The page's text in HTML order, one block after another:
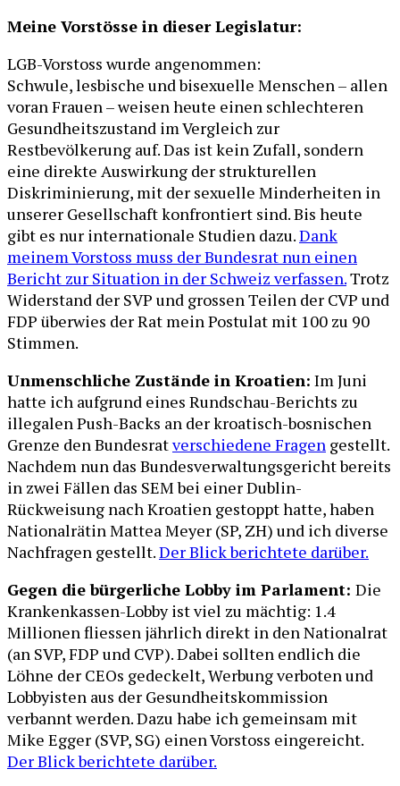
Meine Vorstösse in dieser Legislatur:
LGB-Vorstoss wurde angenommen:
Schwule, lesbische und bisexuelle Menschen – allen
voran Frauen – weisen heute einen schlechteren
Gesundheitszustand im Vergleich zur
Restbevölkerung auf. Das ist kein Zufall, sondern
eine direkte Auswirkung der strukturellen
Diskriminierung, mit der sexuelle Minderheiten in
unserer Gesellschaft konfrontiert sind. Bis heute
gibt es nur internationale Studien dazu.Dank
meinem Vorstoss muss der Bundesrat nun einen
Bericht zur Situation in der Schweiz verfassen.Trotz
Widerstand der SVP und grossen Teilen der CVP und
FDP überwies der Rat mein Postulat mit 100 zu 90
Stimmen.
Unmenschliche Zustände in Kroatien: Im Juni
hatte ich aufgrund eines Rundschau-Berichts zu
illegalen Push-Backs an der kroatisch-bosnischen
Grenze den Bundesratverschiedene Fragen gestellt.
Nachdem nun das Bundesverwaltungsgericht bereits
in zwei Fällen das SEM bei einer Dublin-
Rückweisung nach Kroatien gestoppt hatte, haben
Nationalrätin Mattea Meyer (SP, ZH) und ich diverse
Nachfragen gestellt.Der Blick berichtete darüber.
Gegen die bürgerliche Lobby im Parlament: Die
Krankenkassen-Lobby ist viel zu mächtig: 1.4
Millionen fliessen jährlich direkt in den Nationalrat
(an SVP, FDP und CVP). Dabei sollten endlich die
Löhne der CEOs gedeckelt, Werbung verboten und
Lobbyisten aus der Gesundheitskommission
verbannt werden. Dazu habe ich gemeinsam mit
Mike Egger (SVP, SG) einen Vorstoss eingereicht.
Der Blick berichtete darüber.